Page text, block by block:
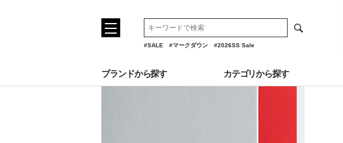
#SALE #マークダウン #2026SS Sale
ブランドから探す カテゴリから探す